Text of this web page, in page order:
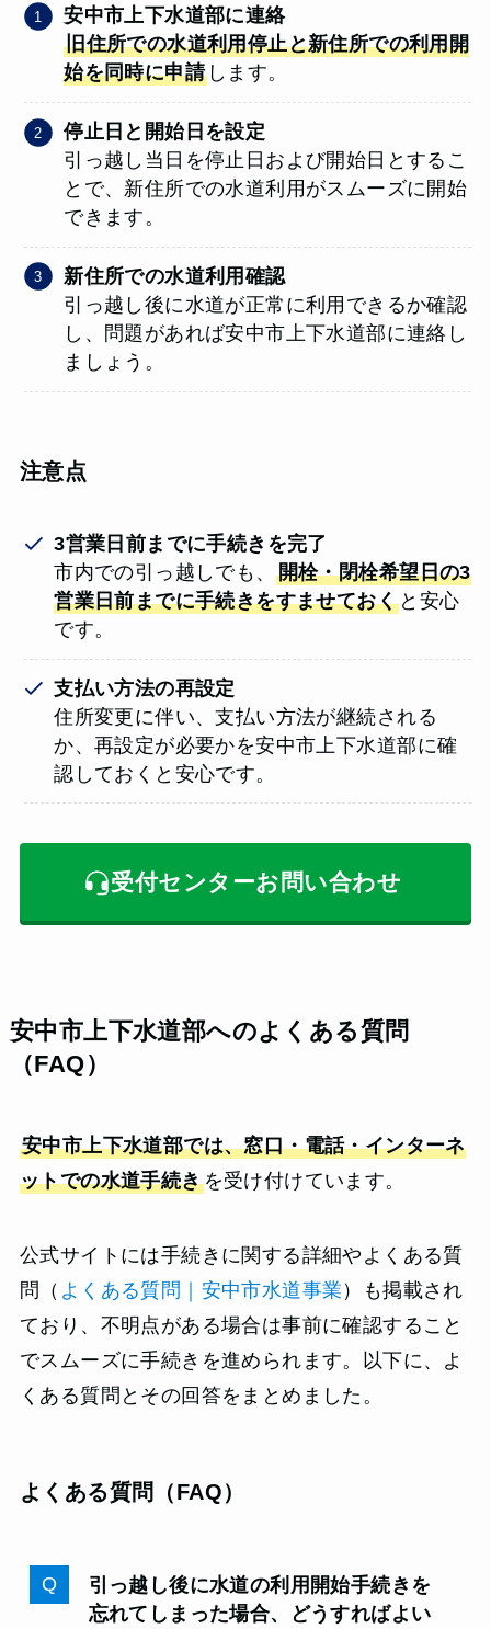
安中市上下水道部に連絡
旧住所での水道利用停止と新住所での利用開
始を同時に申請 します。
停止日と開始日を設定
引っ越し当日を停止日および開始日とするこ
とで、新住所での水道利用がスムーズに開始
できます。
新住所での水道利用確認
引っ越し後に水道が正常に利用できるか確認
し、問題があれば安中市上下水道部に連絡し
ましょう。
注意点
3営業日前までに手続きを完了
市内での引っ越しでも、 開栓・閉栓希望日の3
営業日前までに手続きをすませておく と安心
です。
支払い方法の再設定
住所変更に伴い、支払い方法が継続される
か、再設定が必要かを安中市上下水道部に確
認しておくと安心です。
受付センターお問い合わせ
安中市上下水道部へのよくある質問
（FAQ）
安中市上下水道部では、窓口・電話・インターネ
ットでの水道手続きを受け付けています。
公式サイトには手続きに関する詳細やよくある質
問（ よくある質問｜安中市水道事業 ）も掲載され
ており、不明点がある場合は事前に確認すること
でスムーズに手続きを進められます。以下に、よ
くある質問とその回答をまとめました。
よくある質問（FAQ）
引っ越し後に水道の利用開始手続きを
忘れてしまった場合、どうすればよい